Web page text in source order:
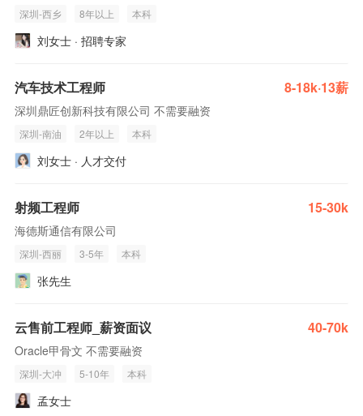
深圳-西乡 8年以上 本科
刘女士 · 招聘专家
汽车技术工程师 8-18k·13薪
深圳鼎匠创新科技有限公司 不需要融资
深圳-南油 2年以上 本科
刘女士 · 人才交付
射频工程师 15-30k
海德斯通信有限公司
深圳-西丽 3-5年 本科
张先生
云售前工程师_薪资面议 40-70k
Oracle甲骨文 不需要融资
深圳-大冲 5-10年 本科
孟女士